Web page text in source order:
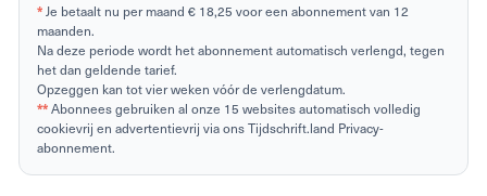
*Je betaalt nu per maand € 18,25 voor een abonnement van 12
maanden.
Na deze periode wordt het abonnement automatisch verlengd, tegen
het dan geldende tarief.
Opzeggen kan tot vier weken vóór de verlengdatum.
**Abonnees gebruiken al onze 15 websites automatisch volledig
cookievrij en advertentievrij via ons Tijdschrift.land Privacy-
abonnement.